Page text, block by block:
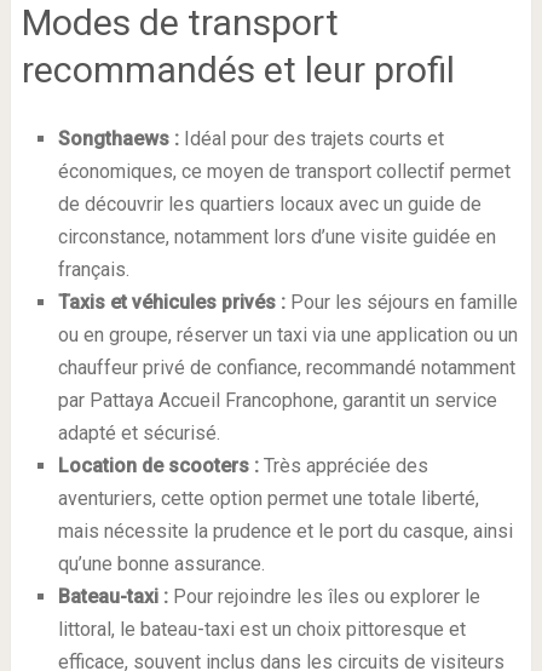
Modes de transport
recommandés et leur profil
Songthaews :Idéal pour des trajets courts et
économiques, ce moyen de transport collectif permet
de découvrir les quartiers locaux avec un guide de
circonstance, notamment lors d’une visite guidée en
français.
Taxis et véhicules privés :Pour les séjours en famille
ou en groupe, réserver un taxi via une application ou un
chauffeur privé de confiance, recommandé notamment
par Pattaya Accueil Francophone, garantit un service
adapté et sécurisé.
Location de scooters :Très appréciée des
aventuriers, cette option permet une totale liberté,
mais nécessite la prudence et le port du casque, ainsi
qu’une bonne assurance.
Bateau-taxi :Pour rejoindre les îles ou explorer le
littoral, le bateau-taxi est un choix pittoresque et
efficace, souvent inclus dans les circuits de visiteurs